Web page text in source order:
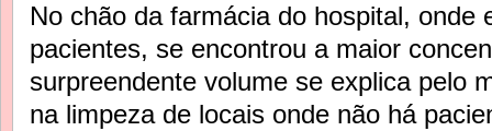
No chão da farmácia do hospital, onde
pacientes, se encontrou a maior
surpreendente volume se explica pelo
na limpeza de locais onde não há